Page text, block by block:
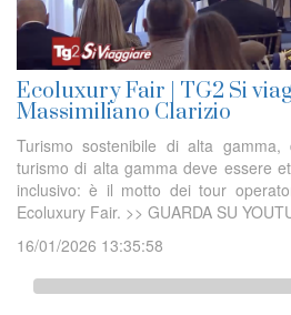
Ecoluxury Fair | TG2 Si
Massimiliano Clarizio
Turismo sostenibile di alta gamma,
turismo di alta gamma deve essere
inclusivo: è il motto dei tour
Ecoluxury Fair. >> GUARDA SU
16/01/2026 13:35:58